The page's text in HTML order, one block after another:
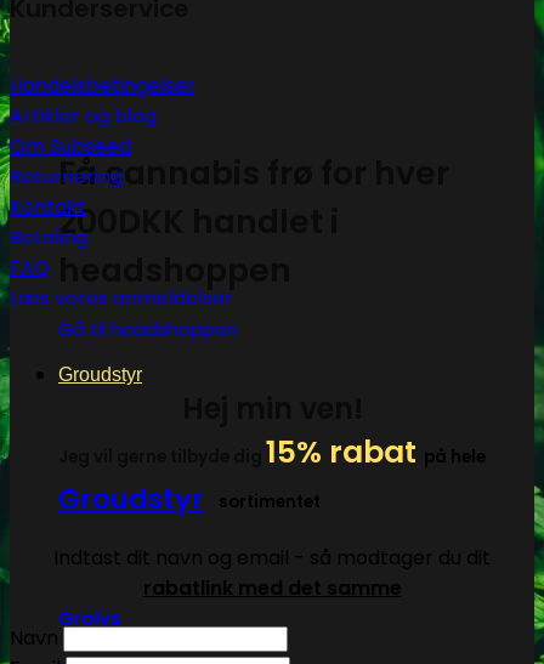
Få cannabis frø for hver
200DKK handlet i
Gå til headshoppen
Groudstyr
Groudstyr
Grolys
Handelsbetingelser
Artikler og blog
Om Subseed
Returnering
Kontakt
Betaling
FAQ
Læs vores anmeldelser
15% rabat på hele
sortimentet
Indtast dit navn og email - så modtager du dit
rabatlink med det samme
Navn